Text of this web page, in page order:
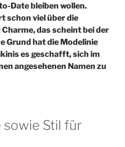
Date bleiben wollen.
schon viel über die
das scheint bei der
Grund hat die Modelinie
es geschafft, sich im
angesehenen Namen zu
sowie Stil für